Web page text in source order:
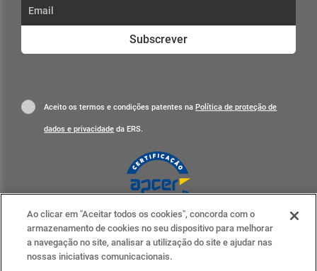
Subscrever
Aceito os termos e condições patentes naPolítica de proteção de
dados e privacidade da ERS.
ERS nas redes sociais
Ao clicar em "Aceitar todos os cookies", concorda com o
armazenamento de cookies no seu dispositivo para melhorar
a navegação no site, analisar a utilização do site e ajudar nas
nossas iniciativas comunicacionais.